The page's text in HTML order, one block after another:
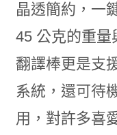
晶透簡約，一
45 公克的重量
翻譯棒更是支
系統，還可待
用，對許多喜